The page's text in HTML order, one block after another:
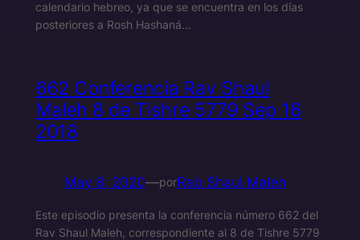
calendario hebreo, ya que se encuentra en los días
posteriores a Rosh Hashaná…
662 Conferencia Rav Shaul
Maleh 8 de Tishre 5779 Sep 16
2018
May 8, 2020—porRab Shaul Maleh
Este episodio presenta la conferencia número 662 del
Rav Shaul Maleh, correspondiente al 8 de Tishre 5779